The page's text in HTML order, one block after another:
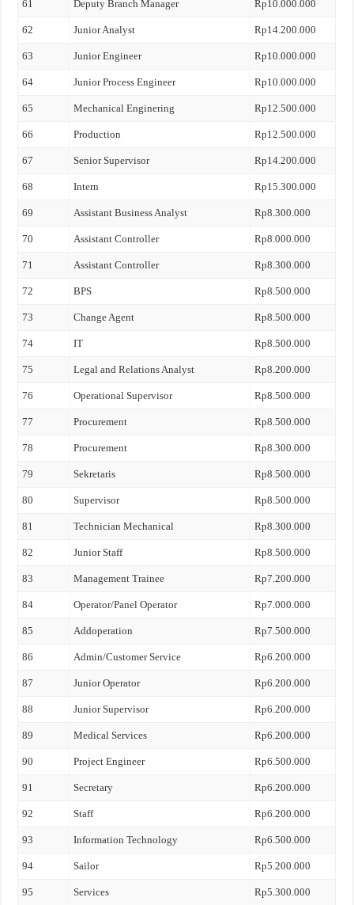
61 Deputy Branch Manager Rp10.000.000
62 Junior Analyst Rp14.200.000
63 Junior Engineer Rp10.000.000
64 Junior Process Engineer Rp10.000.000
65 Mechanical Enginering Rp12.500.000
66 Production Rp12.500.000
67 Senior Supervisor Rp14.200.000
68 Intern Rp15.300.000
69 Assistant Business Analyst Rp8.300.000
70 Assistant Controller Rp8.000.000
71 Assistant Controller Rp8.300.000
72 BPS Rp8.500.000
73 Change Agent Rp8.500.000
74 IT Rp8.500.000
75 Legal and Relations Analyst Rp8.200.000
76 Operational Supervisor Rp8.500.000
77 Procurement Rp8.500.000
78 Procurement Rp8.300.000
79 Sekretaris Rp8.500.000
80 Supervisor Rp8.500.000
81 Technician Mechanical Rp8.300.000
82 Junior Staff Rp8.500.000
83 Management Trainee Rp7.200.000
84 Operator/Panel Operator Rp7.000.000
85 Addoperation Rp7.500.000
86 Admin/Customer Service Rp6.200.000
87 Junior Operator Rp6.200.000
88 Junior Supervisor Rp6.200.000
89 Medical Services Rp6.200.000
90 Project Engineer Rp6.500.000
91 Secretary Rp6.200.000
92 Staff Rp6.200.000
93 Information Technology Rp6.500.000
94 Sailor Rp5.200.000
95 Services Rp5.300.000